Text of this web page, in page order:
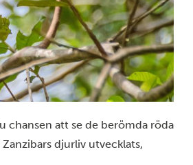
chansen att se de berömda röda
djurliv utvecklats,